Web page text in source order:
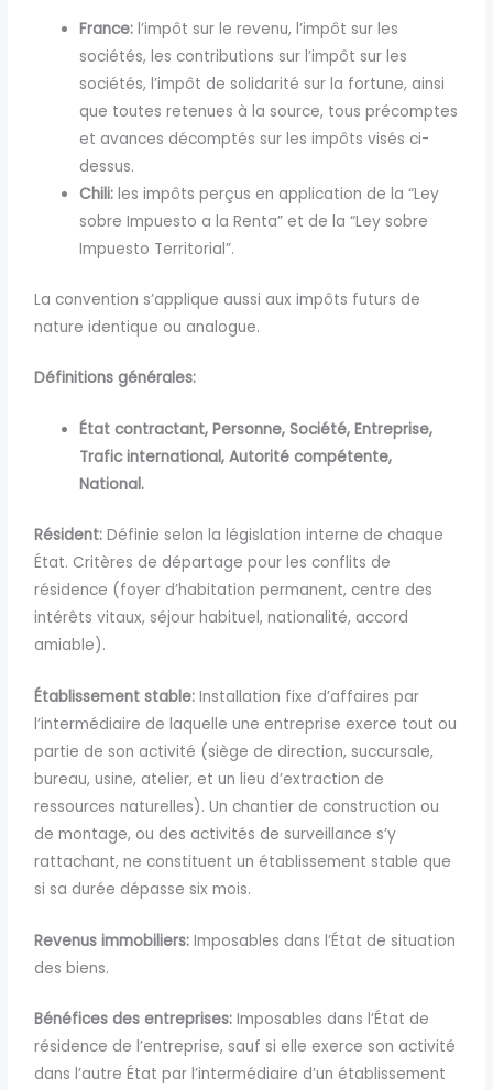
France: l’impôt sur le revenu, l’impôt sur les
sociétés, les contributions sur l’impôt sur les
sociétés, l’impôt de solidarité sur la fortune, ainsi
que toutes retenues à la source, tous précomptes
et avances décomptés sur les impôts visés ci-
dessus.
Chili: les impôts perçus en application de la “Ley
sobre Impuesto a la Renta” et de la “Ley sobre
Impuesto Territorial”.
La convention s’applique aussi aux impôts futurs de
nature identique ou analogue.
Définitions générales:
État contractant, Personne, Société, Entreprise,
Trafic international, Autorité compétente,
National.
Résident: Définie selon la législation interne de chaque
État. Critères de départage pour les conflits de
résidence (foyer d’habitation permanent, centre des
intérêts vitaux, séjour habituel, nationalité, accord
amiable).
Établissementstable: Installation fixe d’affaires par
l’intermédiaire de laquelle une entreprise exerce tout ou
partie de son activité (siège de direction, succursale,
bureau, usine, atelier, et unlieu d’extraction de
ressources naturelles). Un chantier de construction ou
de montage, ou des activités de surveillance s’y
rattachant, ne constituent un établissement stable que
si sa durée dépasse six mois.
Revenus immobiliers: Imposables dans l’État de situation
des biens.
Bénéfices des entreprises: Imposables dans l’État de
résidence de l’entreprise, sauf si elle exerce son activité
dans l’autre État par l’intermédiaire d’un établissement